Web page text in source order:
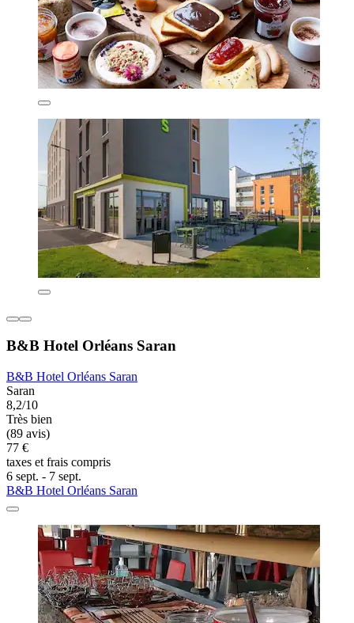
B&B Hotel Orléans Saran
B&B Hotel Orléans Saran
Saran
8,2/10
Très bien
(89 avis)
77 €
taxes et frais compris
6 sept. - 7 sept.
B&B Hotel Orléans Saran